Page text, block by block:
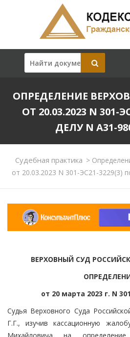
ОПРЕДЕЛЕНИЕ
ОТ 20.03.2023 N 301-
ДЕЛУ N А31-
Судебная практика >
от 20.03.2023 N 301-ЭС21-3229(3)
ВЕРХОВНЫЙ СУД
от 20 марта 2023 г. N
Судья Верховного Суда
Г.Г., изучив кассационную